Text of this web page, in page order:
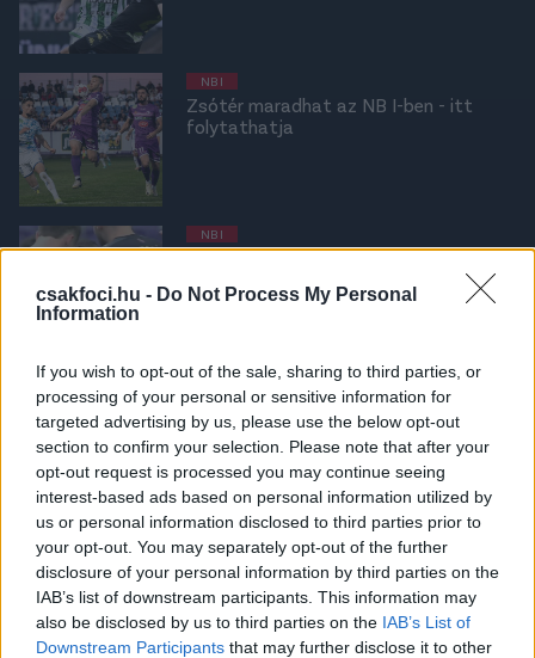
csakfoci.hu - Do Not Process My Personal
Information
If you wish to opt-out of the sale, sharing to third parties, or
processing of your personal or sensitive information for
targeted advertising by us, please use the below opt-out
section to confirm your selection. Please note that after your
opt-out request is processed you may continue seeing
interest-based ads based on personal information utilized by
us or personal information disclosed to third parties prior to
your opt-out. You may separately opt-out of the further
disclosure of your personal information by third parties on the
IAB’s list of downstream participants. This information may
also be disclosed by us to third parties on the IAB’s List of
Downstream Participants that may further disclose it to other
NB I
Zsótér maradhat az NB I-ben - itt
folytathatja
NB I
NB I: Zsótér feltette a kezét, miután
nagy gólt szerzett Újpesten - videó
Megszületett a korábbi NB I-es bajnok
első gyermeke - fotó
NB I: Az előző idény egyik
dobogósához igazolt a Honvédtól
távozó Zsótér - hivatalos